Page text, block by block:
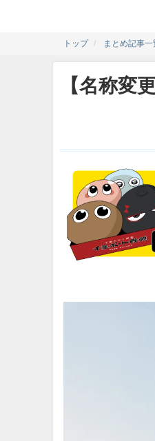
トップ まとめ記事一
【名称